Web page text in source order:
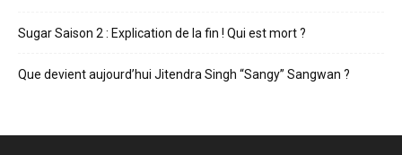
Sugar Saison 2 : Explication de la fin ! Qui est mort ?
Que devient aujourd’hui Jitendra Singh “Sangy” Sangwan ?